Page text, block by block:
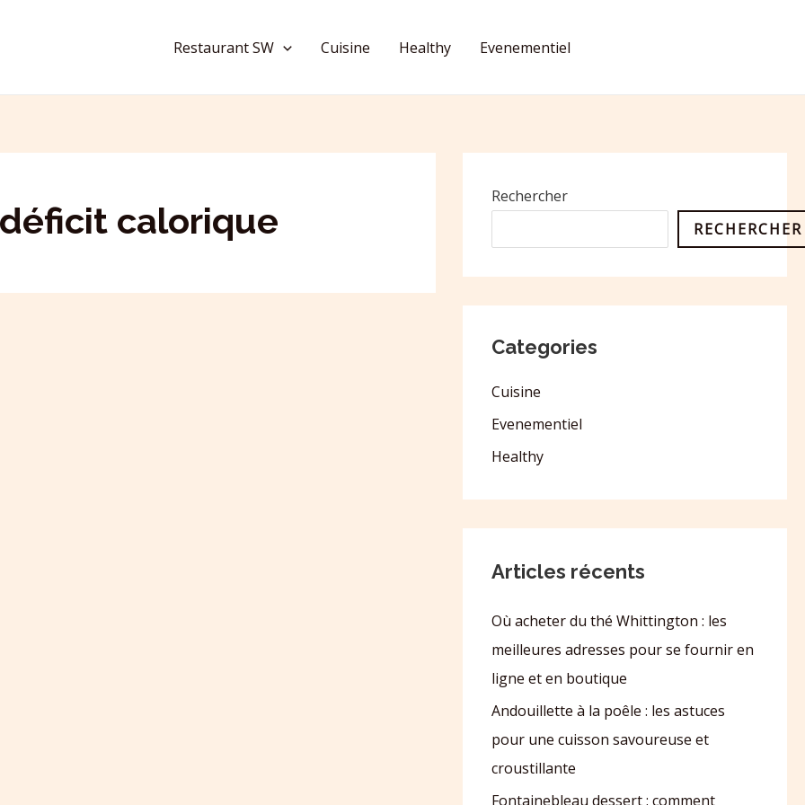
Restaurant SW Cuisine Healthy Evenementiel
calorique
Rechercher
RECHERCHER
Categories
Cuisine
Evenementiel
Healthy
Articles récents
Où acheter du thé Whittington : les
meilleures adresses pour se fournir en
ligne et en boutique
Andouillette à la poêle : les astuces
pour une cuisson savoureuse et
croustillante
Fontainebleau dessert : comment